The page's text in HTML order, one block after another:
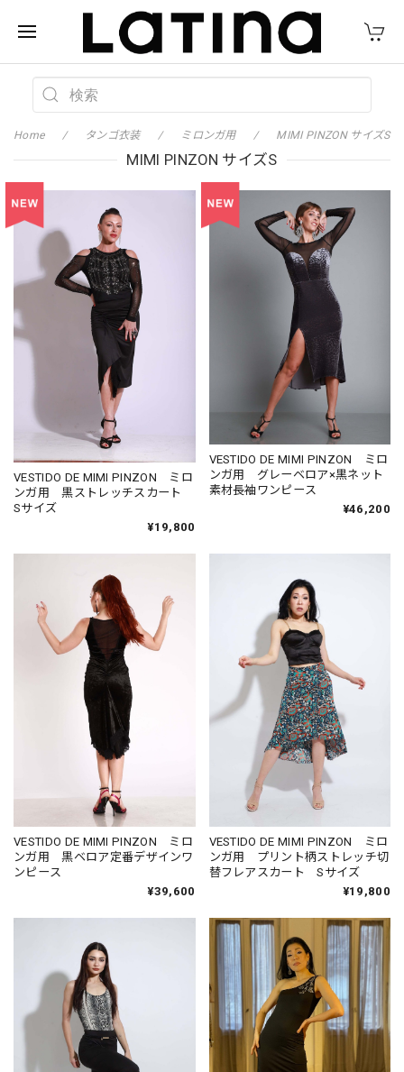
Home タンゴ衣装 ミロンガ用 MIMI PINZON サイズS
MIMI PINZON サイズS
VESTIDO DE MIMI PINZON ミロ
ンガ用 黒ストレッチスカート
Sサイズ
¥19,800
VESTIDO DE MIMI PINZON ミロ
ンガ用 グレーベロア×黒ネット
素材長袖ワンピース
¥46,200
VESTIDO DE MIMI PINZON ミロ
ンガ用 黒ベロア定番デザインワ
ンピース
¥39,600
VESTIDO DE MIMI PINZON ミロ
ンガ用 プリント柄ストレッチ切
替フレアスカート Sサイズ
¥19,800